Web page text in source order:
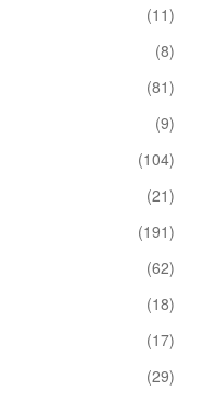
(11)
(8)
(81)
(9)
(104)
(21)
(191)
(62)
(18)
(17)
(29)